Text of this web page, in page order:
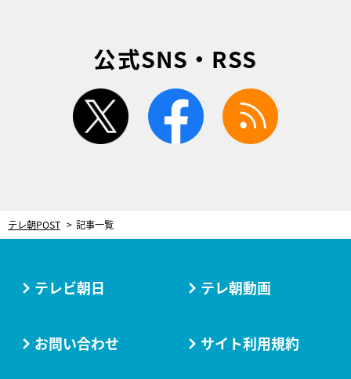
公式SNS・RSS
twitter facebook
テレ朝POST 記事一覧
テレビ朝日 テレ朝動画
お問い合わせ サイト利用規約